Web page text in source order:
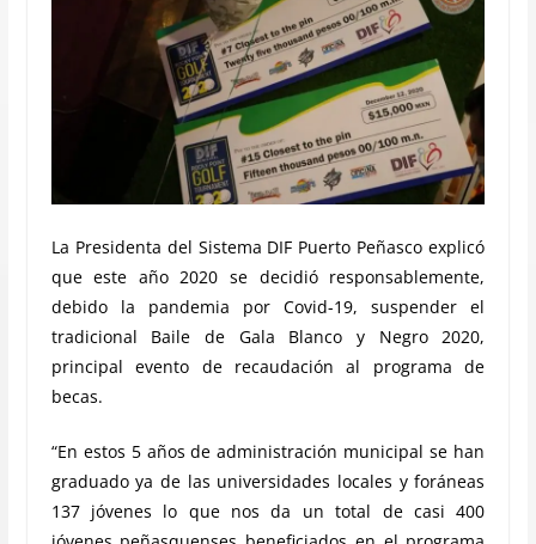
La Presidenta del Sistema DIF Puerto Peñasco explicó
que este año 2020 se decidió responsablemente,
debido la pandemia por Covid-19, suspender el
tradicional Baile de Gala Blanco y Negro 2020,
principal evento de recaudación al programa de
becas.
“En estos 5 años de administración municipal se han
graduado ya de las universidades locales y foráneas
137 jóvenes lo que nos da un total de casi 400